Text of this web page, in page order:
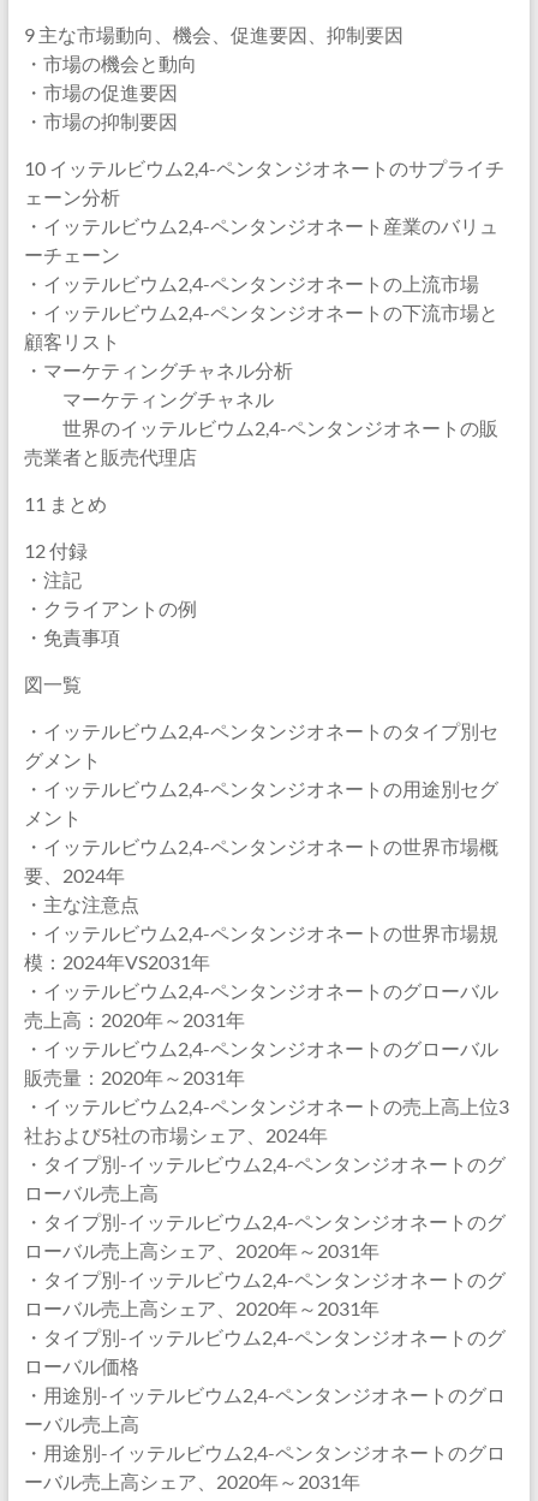
9 主な市場動向、機会、促進要因、抑制要因
・市場の機会と動向
・市場の促進要因
・市場の抑制要因
10 イッテルビウム2,4-ペンタンジオネートのサプライチ
ェーン分析
・イッテルビウム2,4-ペンタンジオネート産業のバリュ
ーチェーン
・イッテルビウム2,4-ペンタンジオネートの上流市場
・イッテルビウム2,4-ペンタンジオネートの下流市場と
顧客リスト
・マーケティングチャネル分析
マーケティングチャネル
世界のイッテルビウム2,4-ペンタンジオネートの販
売業者と販売代理店
11 まとめ
12 付録
・注記
・クライアントの例
・免責事項
図一覧
・イッテルビウム2,4-ペンタンジオネートのタイプ別セ
グメント
・イッテルビウム2,4-ペンタンジオネートの用途別セグ
メント
・イッテルビウム2,4-ペンタンジオネートの世界市場概
要、2024年
・主な注意点
・イッテルビウム2,4-ペンタンジオネートの世界市場規
模：2024年VS2031年
・イッテルビウム2,4-ペンタンジオネートのグローバル
売上高：2020年～2031年
・イッテルビウム2,4-ペンタンジオネートのグローバル
販売量：2020年～2031年
・イッテルビウム2,4-ペンタンジオネートの売上高上位3
社および5社の市場シェア、2024年
・タイプ別-イッテルビウム2,4-ペンタンジオネートのグ
ローバル売上高
・タイプ別-イッテルビウム2,4-ペンタンジオネートのグ
ローバル売上高シェア、2020年～2031年
・タイプ別-イッテルビウム2,4-ペンタンジオネートのグ
ローバル売上高シェア、2020年～2031年
・タイプ別-イッテルビウム2,4-ペンタンジオネートのグ
ローバル価格
・用途別-イッテルビウム2,4-ペンタンジオネートのグロ
ーバル売上高
・用途別-イッテルビウム2,4-ペンタンジオネートのグロ
ーバル売上高シェア、2020年～2031年